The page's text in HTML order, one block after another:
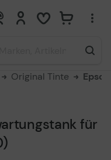
0 0
Original Tinte Epson
für